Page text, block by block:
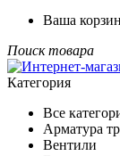
Ваша
Поиск товара
Категория
Все
Арматура
Вентили